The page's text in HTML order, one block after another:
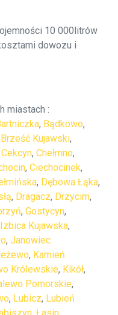
10 000litrów
dowozu i
miastach :
, Bądkowo,
Brześć Kujawski,
Cekcyn, Chełmno,
, Ciechocinek,
, Dębowa Łąka,
, Dragacz, Drzycim,
, Gostycyn,
Izbica Kujawska,
, Janowiec
, Kamień
Królewskie, Kikół,
Pomorskie,
, Lubicz, Lubień